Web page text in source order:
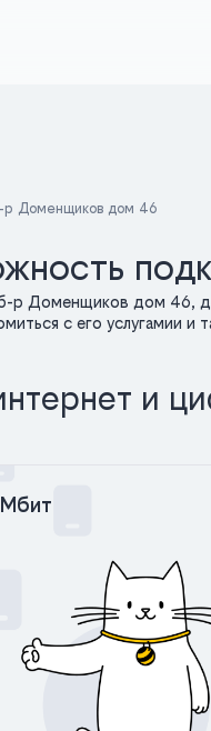
р Доменщиков дом 46
р Доменщиков дом 46,
с его услугамии и
и
Мбит